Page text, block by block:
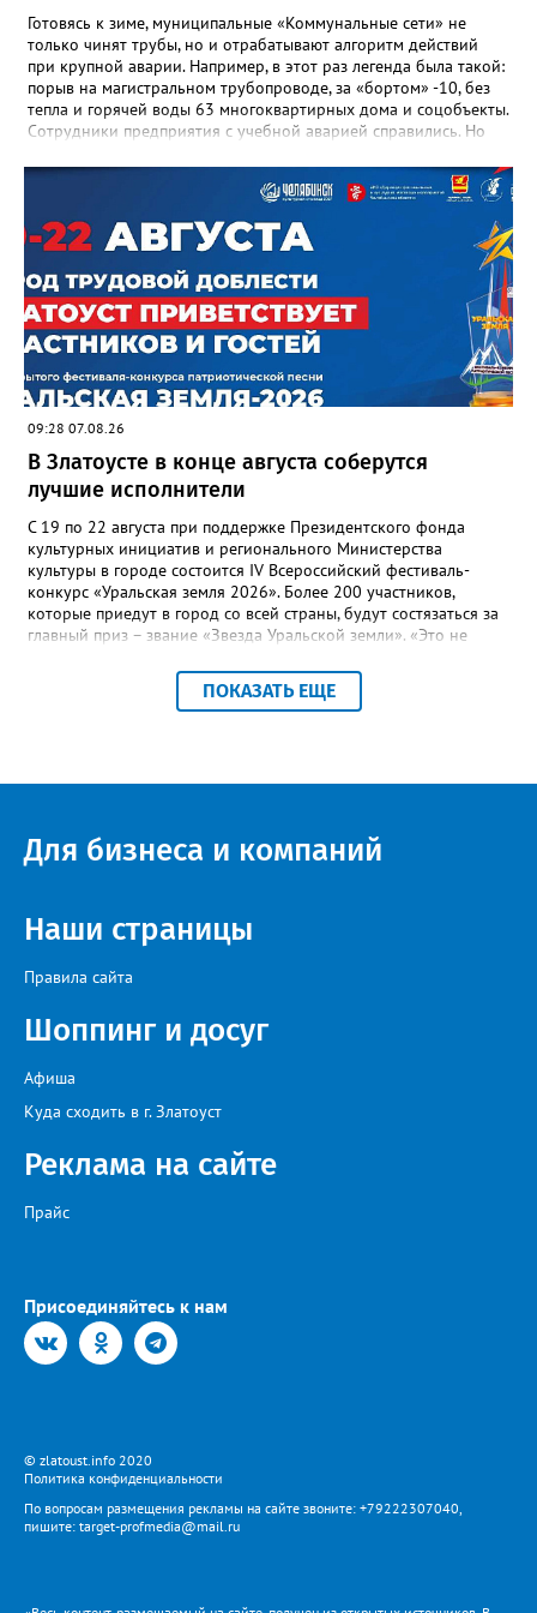
Готовясь к зиме, муниципальные «Коммунальные сети» не
только чинят трубы, но и отрабатывают алгоритм действий
при крупной аварии. Например, в этот раз легенда была такой:
порыв на магистральном трубопроводе, за «бортом» -10, без
тепла и горячей воды 63 многоквартирных дома и соцобъекты.
Сотрудники предприятия с учебной аварией справились. Но
отметили и недочёты. «Например, управляющие компании
несвоевременно приняли меры для предотвращения
“перемерзания” общей домовой тепловой сети
многоквартирного дома, отсутствовало взаимодействие с
ресурсоснабжающей организацией, ЕДДС и иными службами»,
— сообщила начальник Главного управления ГЖИ Ирина
Настенко. В следующий раз, рекомендовали в
Госжилинспекции, службы должны действовать слаженно. И
оперативно делиться информацией со всеми
заинтересованными – от поставщика тепла до конечных
потребителей.
09:28 07.08.26
В Златоусте в конце августа соберутся
лучшие исполнители
С 19 по 22 августа при поддержке Президентского фонда
культурных инициатив и регионального Министерства
культуры в городе состоится IV Всероссийский фестиваль-
конкурс «Уральская земля 2026». Более 200 участников,
которые приедут в город со всей страны, будут состязаться за
главный приз – звание «Звезда Уральской земли». «Это не
прослушивания участников, мастер-классы от ведущих
наставников, выступления победителей прошлых лет и
Челябинской, Свердловской, Курганской, Оренбургской
идейный вдохновитель, организатор фестиваля, эстрадный
певец, победитель главного патриотического конкурса страны
искусства «Золотая лира», участник телевизионных проектов
на Первом канале, обладатель звания «Голос страны» Алексей
ПОКАЗАТЬ ЕЩЕ
Для бизнеса и компаний
Наши страницы
Правила сайта
Шоппинг и досуг
Афиша
Куда сходить в г. Златоуст
Реклама на сайте
Прайс
Присоединяйтесь к нам
© zlatoust.info 2020
Политика конфиденциальности
По вопросам размещения рекламы на сайте звоните: +79222307040,
пишите: target-profmedia@mail.ru